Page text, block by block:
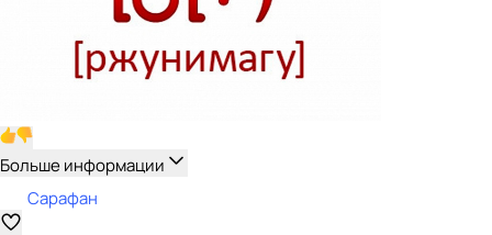
Больше информации
Сарафан